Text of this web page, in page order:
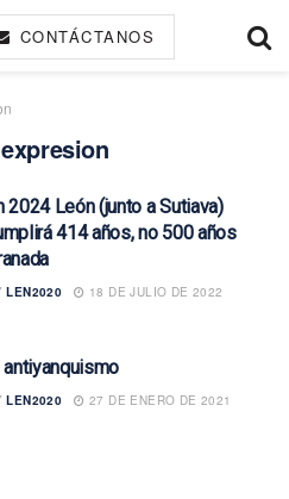
CONTÁCTANOS
2024 León (junto a Sutiava)
414 años, no 500 años
LEN2020 18 DE JULIO DE 2022
antiyanquismo
LEN2020 27 DE ENERO DE 2021